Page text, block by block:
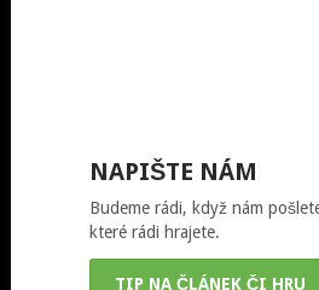
NAPIŠTE NÁM
Budeme rádi, když nám
které rádi hrajete.
TIP NA ČLÁNEK ČI HRU